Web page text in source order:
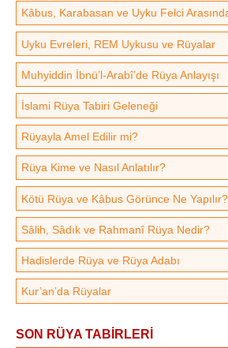
Kâbus, Karabasan ve Uyku Felci
Uyku Evreleri, REM Uykusu ve Rüyalar
Muhyiddin İbnü’l-Arabî’de Rüya Anlayışı
İslami Rüya Tabiri Geleneği
Rüyayla Amel Edilir mi?
Rüya Kime ve Nasıl Anlatılır?
Kötü Rüya ve Kâbus Görünce Ne Yapılır?
Sâlih, Sâdık ve Rahmanî Rüya Nedir?
Hadislerde Rüya ve Rüya Adabı
Kur’an’da Rüyalar
SON RÜYA TABİRLERİ